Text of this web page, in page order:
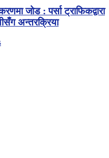
जोड : पर्सा ट्राफिकद्वारा
अन्तरक्रिया